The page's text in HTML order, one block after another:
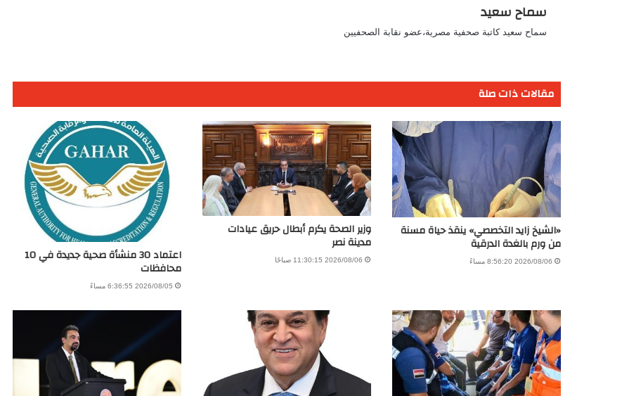
سماح سعيد
سماح سعيد كاتبة صحفية مصرية،عضو نقابة الصحفيين
مقالات ذات صلة
«الشيخ زايد التخصصي» ينقذ حياة مسنة
من ورم بالغدة الدرقية
2026/08/06 8:56:20 مساءً
وزير الصحة يكرم أبطال حريق عيادات
مدينة نصر
2026/08/06 11:30:15 صباحًا اعتماد 30 منشأة صحية جديدة في 10
محافظات
2026/08/05 6:36:55 مساءً